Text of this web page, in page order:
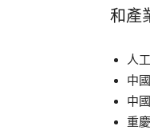
和產
人
中
中
重